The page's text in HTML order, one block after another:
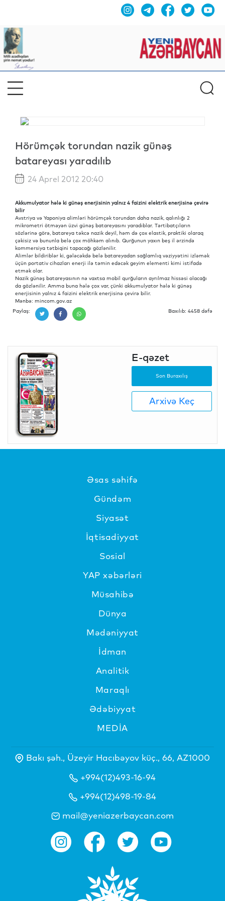
Hörümçək torundan nazik günəş
batareyası yaradılıb
24 Aprel 2012 20:40
Akkumulyator hələ ki günəş enerjisinin yalnız 4 faizini elektrik enerjisinə çevirə
bilir
Avstriya və Yaponiya alimləri hörümçək torundan daha nazik, qalınlığı 2
mikrometri ötməyən üzvi günəş batareyasını yaradıblar. Tərtibatçıların
sözlərinə görə, batareya təkcə nazik deyil, həm də çox elastik, praktiki olaraq
çəkisiz və bununla belə çox möhkəm alınıb. Qurğunun yaxın beş il ərzində
kommersiya tətbiqini tapacağı gözlənilir.
Alimlər bildiriblər ki, gələcəkdə belə batareyadan sağlamlıq vəziyyətini izləmək
üçün portativ cihazları enerji ilə təmin edəcək geyim elementi kimi istifadə
etmək olar.
Nazik günəş batareyasının nə vaxtsa mobil qurğuların ayrılmaz hissəsi olacağı
da gözlənilir. Amma buna hələ çox var, çünki akkumulyator hələ ki günəş
enerjisinin yalnız 4 faizini elektrik enerjisinə çevirə bilir.
Mənbə: mincom.gov.az
Paylaş:
Baxılıb: 4458 dəfə
E-qəzet
Son Buraxılış
Arxivə Keç
Əsas səhifə
Gündəm
Siyasət
İqtisadiyyat
Sosial
YAP xəbərləri
Müsahibə
Dünya
Mədəniyyat
İdman
Analitik
Maraqlı
Ədəbiyyat
MEDİA
Bakı şəh., Üzeyir Hacıbəyov küç., 66, AZ1000
+994(12)493-16-94
+994(12)498-19-84
mail@yeniazerbaycan.com